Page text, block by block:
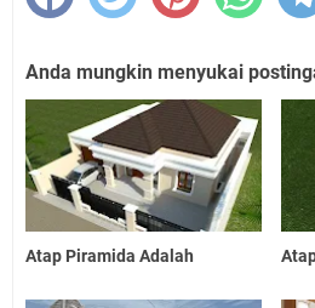
Anda mungkin menyukai
Atap Piramida Adalah